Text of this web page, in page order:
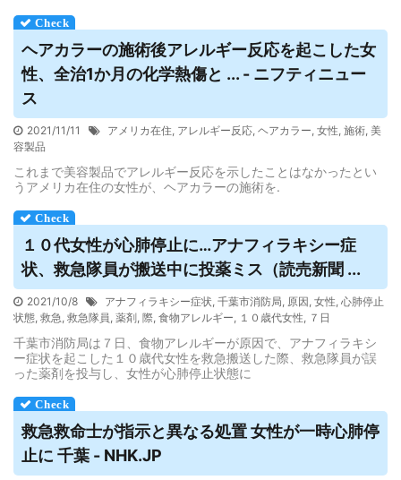
ヘアカラーの施術後アレルギー反応を起こした女
性、全治1か月の化学熱傷と ... - ニフティニュー
ス
2021/11/11 アメリカ在住, アレルギー反応, ヘアカラー, 女性, 施術, 美
容製品
これまで美容製品でアレルギー反応を示したことはなかったとい
うアメリカ在住の女性が、ヘアカラーの施術を.
１０代女性が心肺停止に…アナフィラキシー症
状、救急隊員が搬送中に投薬ミス（読売新聞 ...
2021/10/8 アナフィラキシー症状, 千葉市消防局, 原因, 女性, 心肺停止
状態, 救急, 救急隊員, 薬剤, 際, 食物アレルギー, １０歳代女性, ７日
千葉市消防局は７日、食物アレルギーが原因で、アナフィラキシ
ー症状を起こした１０歳代女性を救急搬送した際、救急隊員が誤
った薬剤を投与し、女性が心肺停止状態に
救急救命士が指示と異なる処置 女性が一時心肺停
止に 千葉 - NHK.JP